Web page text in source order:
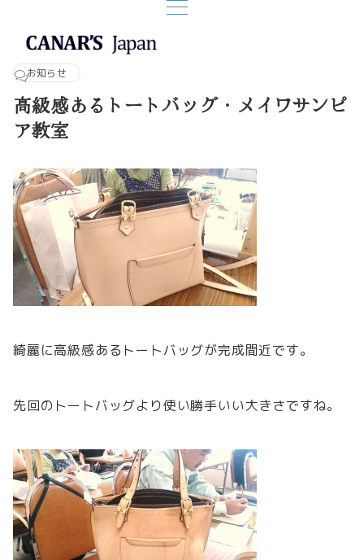
お知らせ
高級感あるトートバッグ・メイワサンピ
ア教室
綺麗に高級感あるトートバッグが完成間近です。
先回のトートバッグより使い勝手いい大きさですね。